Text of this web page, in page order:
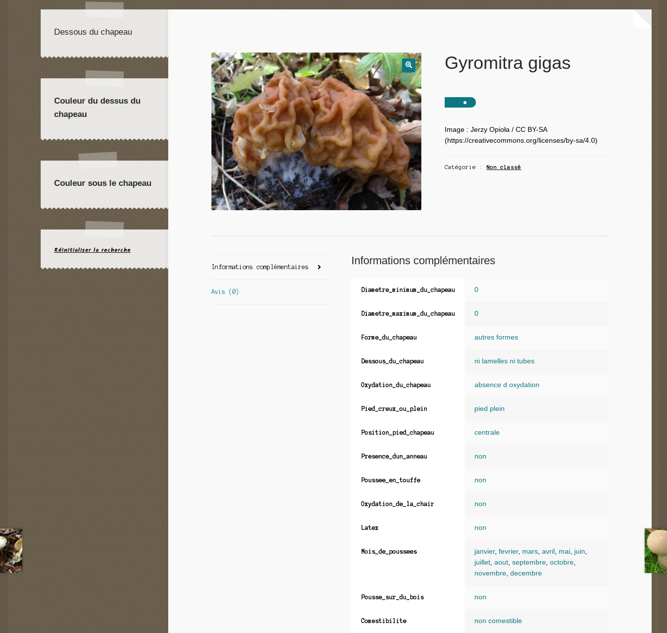
Gyromitra gigas
Image : Jerzy Opioła / CC BY-SA
(https://creativecommons.org/licenses/by-sa/4.0)
Catégorie :Non classé
Informations complémentaires
Avis (0)
Informations complémentaires
Diametre_minimum_du_chapeau 0
Diametre_maximum_du_chapeau 0
Forme_du_chapeau autres formes
Dessous_du_chapeau ni lamelles ni tubes
Oxydation_du_chapeau absence d oxydation
Pied_creux_ou_plein pied plein
Position_pied_chapeau centrale
Presence_dun_anneau non
Poussee_en_touffe non
Oxydation_de_la_chair non
Latex non
Mois_de_poussees janvier, fevrier, mars, avril , mai, juin,
juillet, aout, septembre, octobre,
novembre, decembre
Pousse_sur_du_bois non
Comestibilite non comestible
Dessous du chapeau
Couleur du dessus du
chapeau
Couleur sous le chapeau
Réinitialiser la recherche